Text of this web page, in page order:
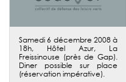
Samedi 6 décembre 2008 à
18h, Hôtel Azur, La
Freissinouse (près de Gap).
Diner possible sur place
(réservation impérative).